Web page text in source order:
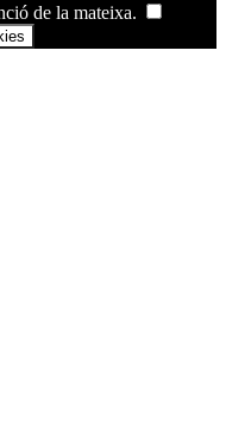
de la mateixa.